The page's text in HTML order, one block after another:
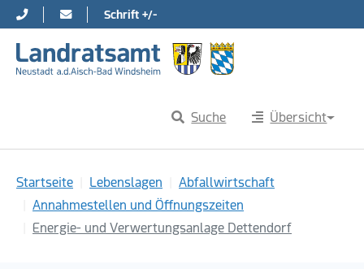
Direkt zur Hauptnavigation springen
Direkt zum Inhalt springen
Schrift +/-
Suche Übersicht
Startseite Lebenslagen
Abfallwirtschaft
Annahmestellen und Öffnungszeiten
Energie- und Verwertungsanlage Dettendorf